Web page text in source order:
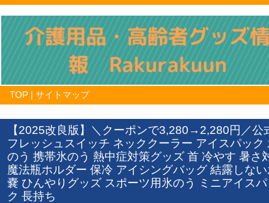
TOP | サイトマップ
【2025改良版】＼クーポンで3,280→2,280円／公
フレッシュスイッチ ネッククーラー アイスパック
のう 携帯氷のう 熱中症対策グッズ 首 冷やす 暑さ
魔法瓶ホルダー 保冷 アイシングバッグ 結露しな
嚢 ひんやりグッズ スポーツ用氷のう ミニアイス
ク 長持ち